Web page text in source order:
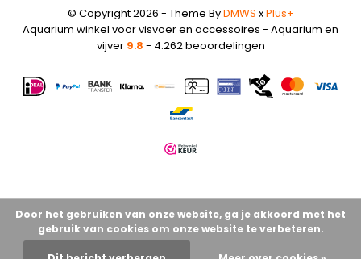
© Copyright 2026 - Theme ByDMWS xPlus+
Aquarium winkel voor visvoer en accessoires - Aquarium en
vijver 9.8 - 4.262 beoordelingen
Door het gebruiken van onze website, ga je akkoord met het
gebruik van cookies om onze website te verbeteren.